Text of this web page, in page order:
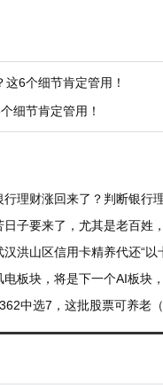
6个细节肯定管用！
细节肯定管用！
行理财涨回来了？判断银行
日子要来了，尤其是老百姓，
洪山区信用卡精养代还“以卡养卡”的
电板块，将是下一个AI板块
中选7，这批股票可养老（